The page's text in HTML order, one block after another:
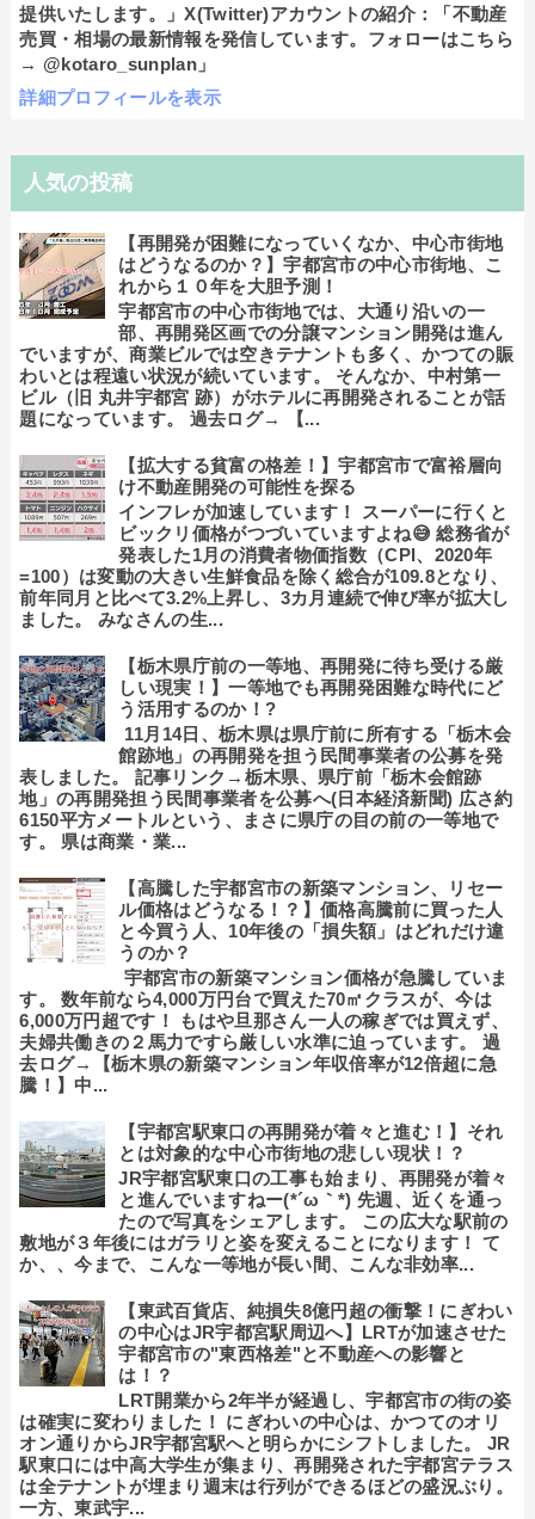
提供いたします。」X(Twitter)アカウントの紹介：「不動産
売買・相場の最新情報を発信しています。フォローはこちら
→ @kotaro_sunplan」
詳細プロフィールを表示
人気の投稿
【再開発が困難になっていくなか、中心市街地
はどうなるのか？】宇都宮市の中心市街地、こ
れから１０年を大胆予測！
宇都宮市の中心市街地では、大通り沿いの一
部、再開発区画での分譲マンション開発は進ん
でいますが、商業ビルでは空きテナントも多く、かつての賑
わいとは程遠い状況が続いています。 そんなか、中村第一
ビル（旧 丸井宇都宮 跡）がホテルに再開発されることが話
題になっています。 過去ログ→ 【...
【拡大する貧富の格差！】宇都宮市で富裕層向
け不動産開発の可能性を探る
インフレが加速しています！ スーパーに行くと
ビックリ価格がつづいていますよね😅 総務省が
発表した1月の消費者物価指数（CPI、2020年
=100）は変動の大きい生鮮食品を除く総合が109.8となり、
前年同月と比べて3.2%上昇し、3カ月連続で伸び率が拡大し
ました。 みなさんの生...
【栃木県庁前の一等地、再開発に待ち受ける厳
しい現実！】一等地でも再開発困難な時代にど
う活用するのか！?
11月14日、栃木県は県庁前に所有する「栃木会
館跡地」の再開発を担う民間事業者の公募を発
表しました。 記事リンク→栃木県、県庁前「栃木会館跡
地」の再開発担う民間事業者を公募へ(日本経済新聞) 広さ約
6150平方メートルという、まさに県庁の目の前の一等地で
す。 県は商業・業...
【高騰した宇都宮市の新築マンション、リセー
ル価格はどうなる！？】価格高騰前に買った人
と今買う人、10年後の「損失額」はどれだけ違
うのか？
宇都宮市の新築マンション価格が急騰していま
す。 数年前なら4,000万円台で買えた70㎡クラスが、今は
6,000万円超です！ もはや旦那さん一人の稼ぎでは買えず、
夫婦共働きの２馬力ですら厳しい水準に迫っています。 過
去ログ→【栃木県の新築マンション年収倍率が12倍超に急
騰！】中...
【宇都宮駅東口の再開発が着々と進む！】それ
とは対象的な中心市街地の悲しい現状！？
JR宇都宮駅東口の工事も始まり、再開発が着々
と進んでいますねー(*´ω｀*) 先週、近くを通っ
たので写真をシェアします。 この広大な駅前の
敷地が３年後にはガラリと姿を変えることになります！ て
か、、今まで、こんな一等地が長い間、こんな非効率...
【東武百貨店、純損失8億円超の衝撃！にぎわい
の中心はJR宇都宮駅周辺へ】LRTが加速させた
宇都宮市の"東西格差"と不動産への影響と
は！？
LRT開業から2年半が経過し、宇都宮市の街の姿
は確実に変わりました！ にぎわいの中心は、かつてのオリ
オン通りからJR宇都宮駅へと明らかにシフトしました。 JR
駅東口には中高大学生が集まり、再開発された宇都宮テラス
は全テナントが埋まり週末は行列ができるほどの盛況ぶり。
一方、東武宇...